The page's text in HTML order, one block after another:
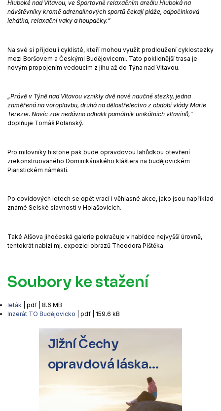
Jižní Čechy
opravdová láska...
Hluboké nad Vltavou, ve Sportovně relaxačním areálu Hluboká na
návštěvníky kromě adrenalinových sportů čekají pláže, odpočinková
lehátka, relaxační vaky a houpačky.“
Na své si přijdou i cyklisté, kteří mohou využít prodloužení cyklostezky
mezi Boršovem a Českými Budějovicemi. Tato poklidnější trasa je
novým propojením vedoucím z jihu až do Týna nad Vltavou.
„Právě v Týně nad Vltavou vznikly dvě nové naučné stezky, jedna
zaměřená na voroplavbu, druhá na dělostřelectvo z období vlády Marie
Terezie. Navíc zde nedávno odhalili památník unikátních vltavínů,“
doplňuje Tomáš Polanský.
Pro milovníky historie pak bude opravdovou lahůdkou otevření
zrekonstruovaného Dominikánského kláštera na budějovickém
Piaristickém náměstí.
Po covidových letech se opět vrací i věhlasné akce, jako jsou například
známé Selské slavnosti v Holašovicích.
Také Alšova jihočeská galerie pokračuje v nabídce nejvyšší úrovně,
tentokrát nabízí mj. expozici obrazů Theodora Pištěka.
Soubory ke stažení
leták | pdf | 8.6 MB
Inzerát TO Budějovicko | pdf | 159.6 kB